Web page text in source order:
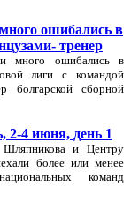
ошибались в
тренер
много ошибались в
лиги с командой
болгарской сборной
2-4 июня, день 1
и Центру
более или менее
команд